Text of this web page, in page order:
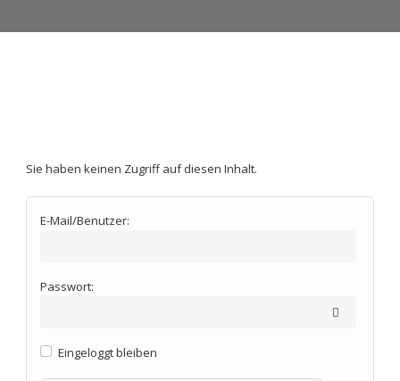
Sie haben keinen Zugriff auf diesen Inhalt.
E-Mail/Benutzer:
Passwort:
Eingeloggt bleiben